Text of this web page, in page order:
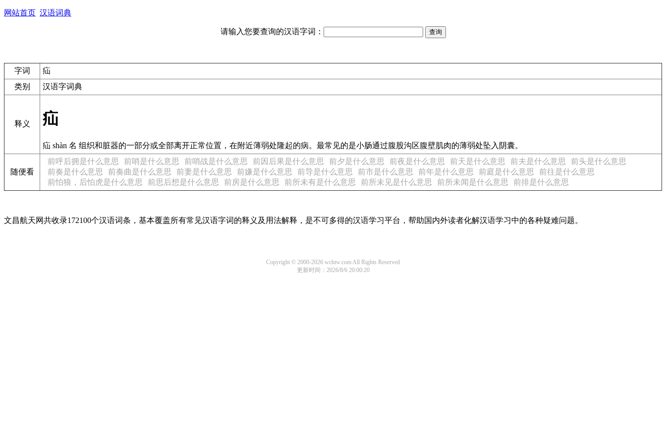
网站首页 汉语词典
请输入您要查询的汉语字词：
字词
疝
类别
汉语字词典
释义 疝
疝 shàn 名 组织和脏器的一部分或全部离开正常位置，在附近薄弱处隆起的病。最常见的是小肠通过腹股沟区腹壁肌肉的薄弱处坠入阴囊。
随便看
前呼后拥是什么意思 前哨是什么意思 前哨战是什么意思 前因后果是什么意思 前夕是什么意思 前夜是什么意思 前天是什么意思 前夫是什么意思
前头是什么意思
前奏是什么意思
前奏曲是什么意思 前妻是什么意思 前嫌是什么意思 前导是什么意思 前市是什么意思 前年是什么意思 前庭是什么意思
前往是什么意思
前怕狼，后怕虎是什么意思
前思后想是什么意思 前房是什么意思 前所未有是什么意思 前所未见是什么意思 前所未闻是什么意思 前排是什么意思
文昌航天网共收录172100个汉语词条，基本覆盖所有常见汉语字词的释义及用法解释，是不可多得的汉语学习平台，帮助国内外读者化解汉语学习中的各种疑难问题。
Copyright © 2000-2026 wchtw.com All Rights Reserved
更新时间：2026/8/6 20:00:20